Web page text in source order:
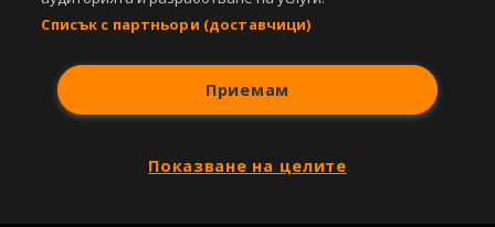
Списък с партньори (доставчици)
Приемам
Показване на целите